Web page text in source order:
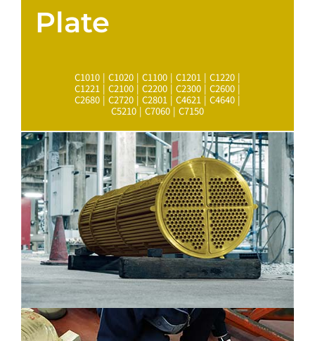
Plate
C1010 | C1020 | C1100 | C1201 | C1220 |
C1221 | C2100 | C2200 | C2300 | C2600 |
C2680 | C2720 | C2801 | C4621 | C4640 |
C5210 | C7060 | C7150